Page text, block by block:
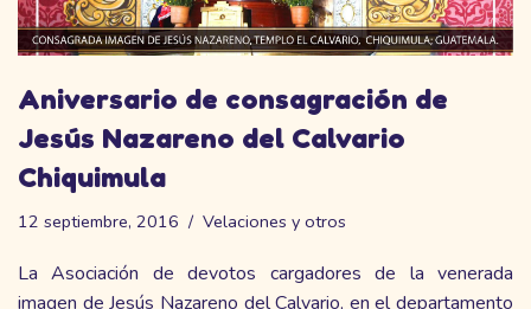
Aniversario de consagración de
Jesús Nazareno del Calvario
Chiquimula
12 septiembre, 2016 Velaciones y otros
La Asociación de devotos cargadores de la venerada
imagen de Jesús Nazareno del Calvario, en el departamento